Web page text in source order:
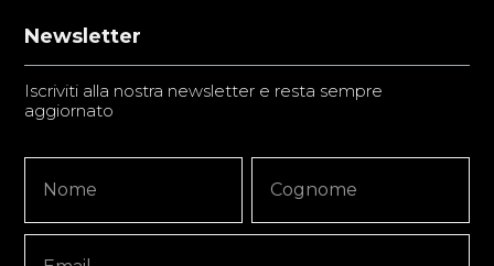
Newsletter
Iscriviti alla nostra newsletter e resta sempre
aggiornato
Signup
Copy